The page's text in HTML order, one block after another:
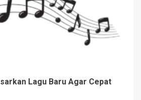
Lagu Baru Agar Cepat